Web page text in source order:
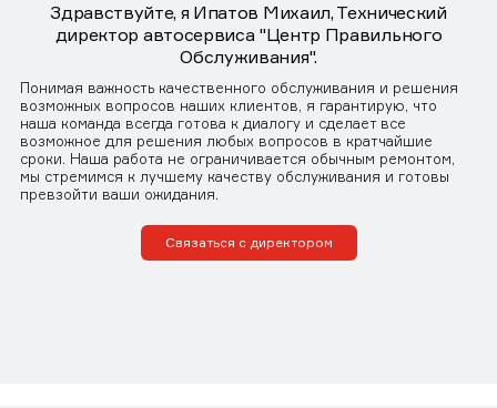
Здравствуйте, я Ипатов Михаил, Технический
директор автосервиса "Центр Правильного
Обслуживания".
Понимая важность качественного обслуживания и решения
возможных вопросов наших клиентов, я гарантирую, что
наша команда всегда готова к диалогу и сделает все
возможное для решения любых вопросов в кратчайшие
сроки. Наша работа не ограничивается обычным ремонтом,
мы стремимся к лучшему качеству обслуживания и готовы
превзойти ваши ожидания.
Связаться с директором